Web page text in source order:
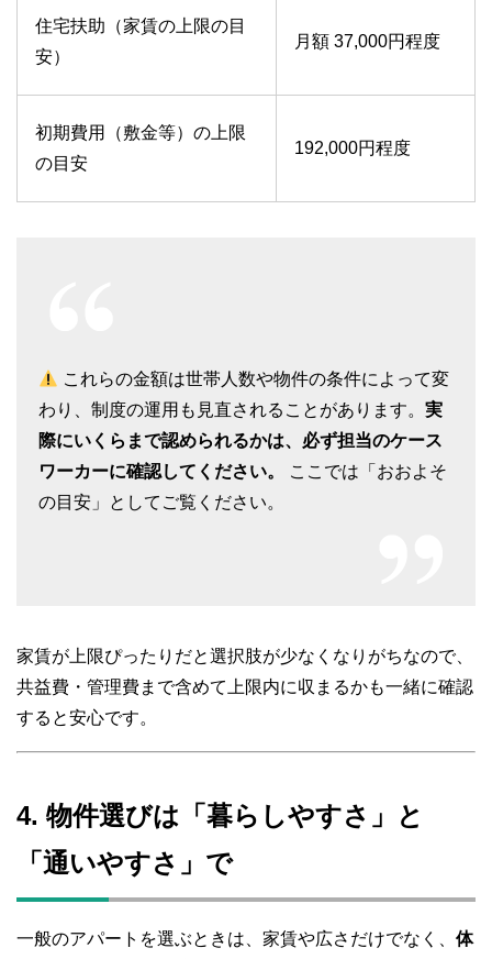
住宅扶助（家賃の上限の目
安）
月額 37,000円程度
初期費用（敷金等）の上限
の目安
192,000円程度
これらの金額は世帯人数や物件の条件によって変
わり、制度の運用も見直されることがあります。 実
際にいくらまで認められるかは、必ず担当のケース
ワーカーに確認してください。
ここでは「おおよそ
の目安」としてご覧ください。
家賃が上限ぴったりだと選択肢が少なくなりがちなので、
共益費・管理費まで含めて上限内に収まるかも一緒に確認
すると安心です。
4. 物件選びは「暮らしやすさ」と
「通いやすさ」で
一般のアパートを選ぶときは、家賃や広さだけでなく、 体